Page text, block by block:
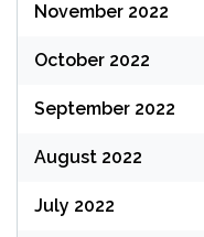
November 2022
October 2022
September 2022
August 2022
July 2022